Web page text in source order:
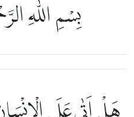
بِسْمِ اللّٰهِ